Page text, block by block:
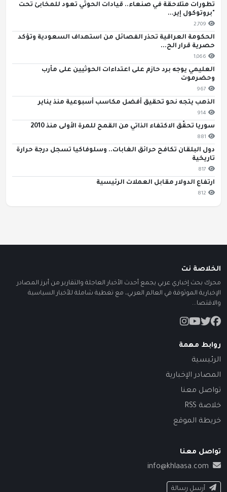
تطورات متلاحقة في صنعاء.. قيادات الحوثي تعود للمخابئ تحت
"بروتوكول إير...
2,709
الحكومة العراقية تحذر الفصائل من استهداف السعودية وتؤكد
حصرية قرار الح...
1,066
العليمي يوجه برد حازم على اعتداءات الحوثيين على مأرب
وحضرموت
967
الذهب يتجه نحو تحقيق أفضل مكاسب أسبوعية منذ يناير
914
سوريا تحقّق الاكتفاء الذاتي من القمح للمرة الأولى منذ 2010
881
دول البلقان تكافح حرائق الغابات.. وسلوفاكيا تسجل درجة حرارة
تاريخية
817
ارتفاع الدولار مقابل العملات الرئيسية
812
الخلاصة نت
محرك بحث إخباري عربي يجمع أحدث الأخبار العاجلة والتقارير من أبرز المصادر
الإخبارية الموثوقة في العالم العربي، مع تغطية شاملة للأخبار السياسية
والاقتصا...
روابط مهمة
الرئيسية
المصادر الإخبارية
تواصل معنا
خلاصة RSS
خريطة الموقع
تواصل معنا
info@khlaasa.com
أرسل رسالة